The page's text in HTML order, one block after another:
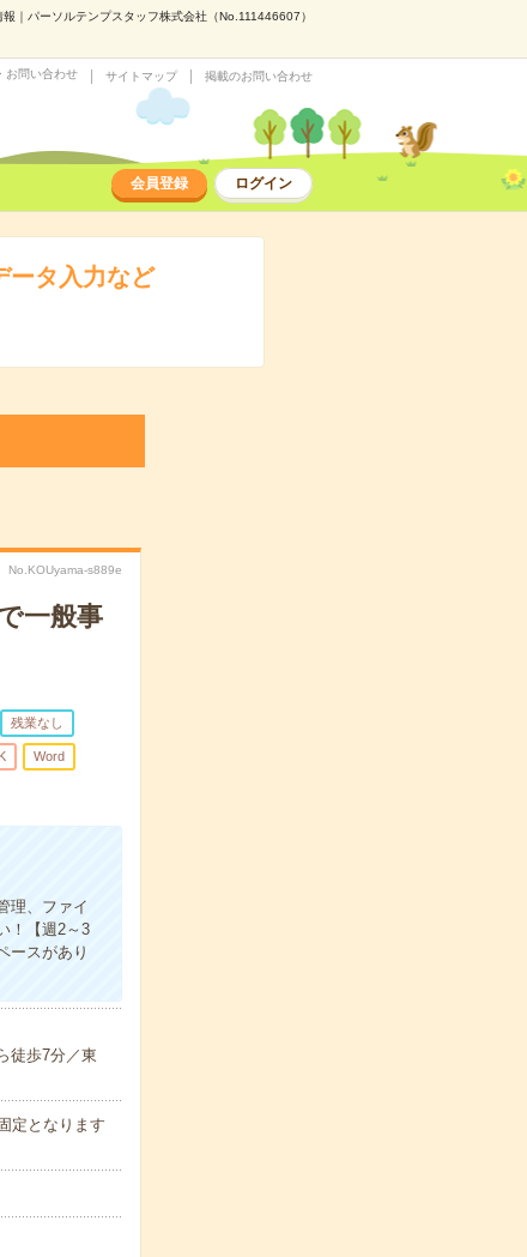
｜パーソルテンプスタッフ株式会社（No.111446607）
お問い合わせ サイトマップ 掲載のお問い合わせ
会員登録 ログイン
ータ入力など
No.KOUyama-s889e
一般事
残業なし
Word
理、ファイ
！【週2～3
ースがあり
徒歩7分／東
定となります